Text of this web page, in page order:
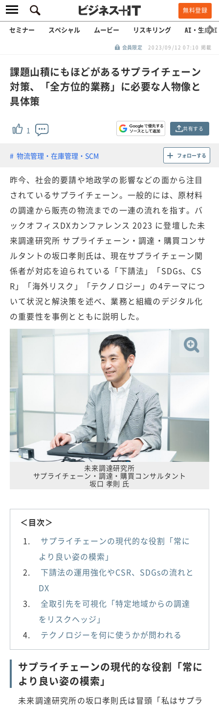
無料登録
セミナー スペシャル ムービー リスキリング AI・生成AI
会員限定 2023/09/12 07:10 掲載
課題山積にもほどがあるサプライチェーン
対策、「全方位的業務」に必要な人物像と
具体策
1 共有する
物流管理・在庫管理・SCM フォローする
昨今、社会的要請や地政学の影響などの面から注目
されているサプライチェーン。一般的には、原材料
の調達から販売の物流までの一連の流れを指す。バ
ックオフィスDXカンファレンス 2023 に登壇した未
来調達研究所 サプライチェーン・調達・購買コンサ
ルタントの坂口孝則氏は、現在サプライチェーン関
係者が対応を迫られている「下請法」「SDGs、CS
R」「海外リスク」「テクノロジー」の4テーマにつ
いて状況と解決策を述べ、業務と組織のデジタル化
の重要性を事例とともに説明した。
未来調達研究所
サプライチェーン・調達・購買コンサルタント
坂口 孝則 氏
＜目次＞
サプライチェーンの現代的な役割「常に
より良い姿の模索」
下請法の運用強化やCSR、SDGsの流れと
DX
全取引先を可視化「特定地域からの調達
をリスクヘッジ」
テクノロジーを何に使うかが問われる
サプライチェーンの現代的な役割「常に
より良い姿の模索」
未来調達研究所の坂口孝則氏は冒頭「私はサプラ